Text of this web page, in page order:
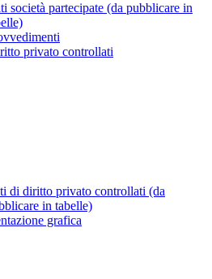
società partecipate (da pubblicare in
privato controllati
di diritto privato controllati (da
in tabelle)
grafica